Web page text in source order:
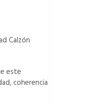
Calzón
este
coherencia